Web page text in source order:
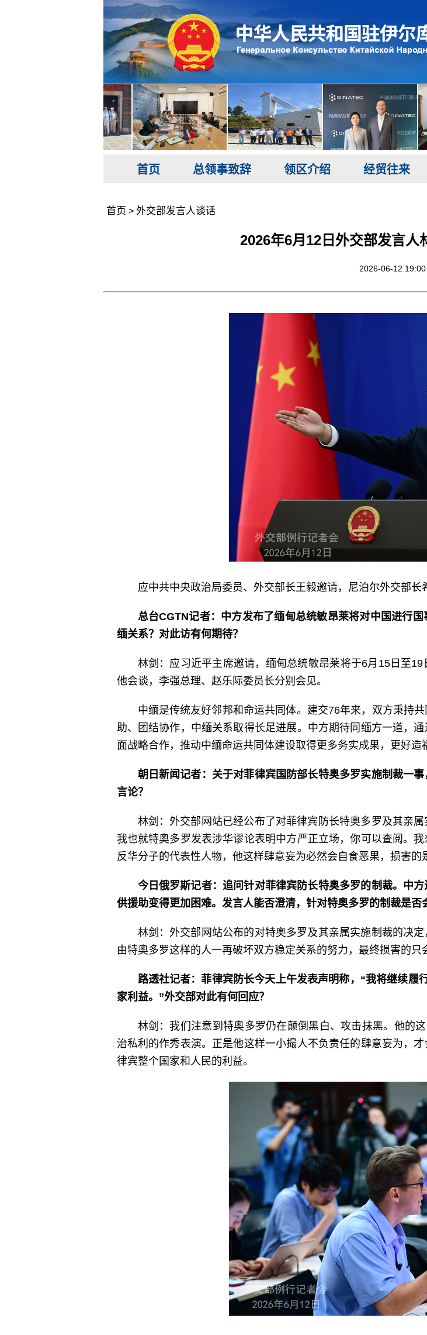
首页 总领事致辞 领区介绍 经贸往来
首页 > 外交部发言人谈话
2026年6月12日外交部发言人
2026-06-12 19:00
应中共中央政治局委员、外交部长王毅邀请，尼泊尔外交部长
总台CGTN记者：中方发布了缅甸总统敏昂莱将对中国进行
缅关系？对此访有何期待？
林剑：应习近平主席邀请，缅甸总统敏昂莱将于6月15日至
他会谈，李强总理、赵乐际委员长分别会见。
中缅是传统友好邻邦和命运共同体。建交76年来，双方秉持
助、团结协作，中缅关系取得长足进展。中方期待同缅方一道，
面战略合作，推动中缅命运共同体建设取得更多务实成果，更好造
朝日新闻记者：关于对菲律宾国防部长特奥多罗实施制裁一
言论？
林剑：外交部网站已经公布了对菲律宾防长特奥多罗及其亲
我也就特奥多罗发表涉华谬论表明中方严正立场，你可以查阅。
反华分子的代表性人物，他这样肆意妄为必然会自食恶果，损害的
今日俄罗斯记者：追问针对菲律宾防长特奥多罗的制裁。中
供援助变得更加困难。发言人能否澄清，针对特奥多罗的制裁是否
林剑：外交部网站公布的对特奥多罗及其亲属实施制裁的决
由特奥多罗这样的人一再破坏双方稳定关系的努力，最终损害的只
路透社记者：菲律宾防长今天上午发表声明称，“我将继续履
家利益。”外交部对此有何回应？
林剑：我们注意到特奥多罗仍在颠倒黑白、攻击抹黑。他的
治私利的作秀表演。正是他这样一小撮人不负责任的肆意妄为，
律宾整个国家和人民的利益。